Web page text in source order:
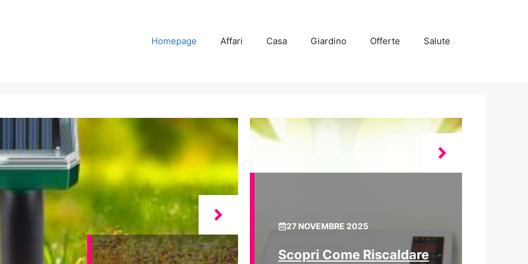
Homepage Affari Casa Giardino Offerte Salute
27 NOVEMBRE 2025
Scopri Come Riscaldare